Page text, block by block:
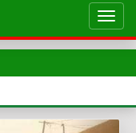
تبديل